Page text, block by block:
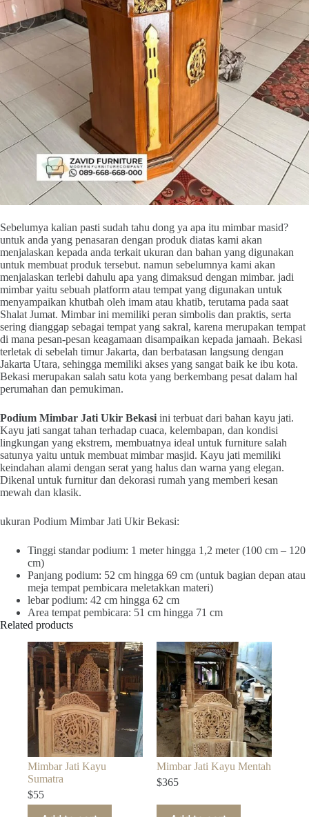
Sebelumya kalian pasti sudah tahu dong ya apa itu mimbar masid?
untuk anda yang penasaran dengan produk diatas kami akan
menjalaskan kepada anda terkait ukuran dan bahan yang digunakan
untuk membuat produk tersebut. namun sebelumnya kami akan
menjalaskan terlebi dahulu apa yang dimaksud dengan mimbar. jadi
mimbar yaitu sebuah platform atau tempat yang digunakan untuk
menyampaikan khutbah oleh imam atau khatib, terutama pada saat
Shalat Jumat. Mimbar ini memiliki peran simbolis dan praktis, serta
sering dianggap sebagai tempat yang sakral, karena merupakan tempat
di mana pesan-pesan keagamaan disampaikan kepada jamaah. Bekasi
terletak di sebelah timur Jakarta, dan berbatasan langsung dengan
Jakarta Utara, sehingga memiliki akses yang sangat baik ke ibu kota.
Bekasi merupakan salah satu kota yang berkembang pesat dalam hal
perumahan dan pemukiman.
Podium Mimbar Jati Ukir Bekasi ini terbuat dari bahan kayu jati.
Kayu jati sangat tahan terhadap cuaca, kelembapan, dan kondisi
lingkungan yang ekstrem, membuatnya ideal untuk furniture salah
satunya yaitu untuk membuat mimbar masjid. Kayu jati memiliki
keindahan alami dengan serat yang halus dan warna yang elegan.
Dikenal untuk furnitur dan dekorasi rumah yang memberi kesan
mewah dan klasik.
ukuran Podium Mimbar Jati Ukir Bekasi:
Tinggi standar podium: 1 meter hingga 1,2 meter (100 cm – 120
cm)
Panjang podium: 52 cm hingga 69 cm (untuk bagian depan atau
meja tempat pembicara meletakkan materi)
lebar podium: 42 cm hingga 62 cm
Area tempat pembicara: 51 cm hingga 71 cm
Related products
Mimbar Jati Kayu
Sumatra
$55
Mimbar Jati Kayu Mentah
$365